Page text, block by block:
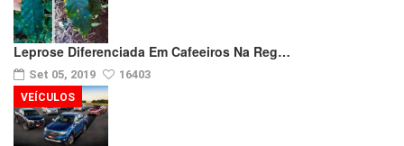
Leprose Diferenciada Em Cafeeiros Na Reg…
Set 05, 2019 16403
VEÍCULOS